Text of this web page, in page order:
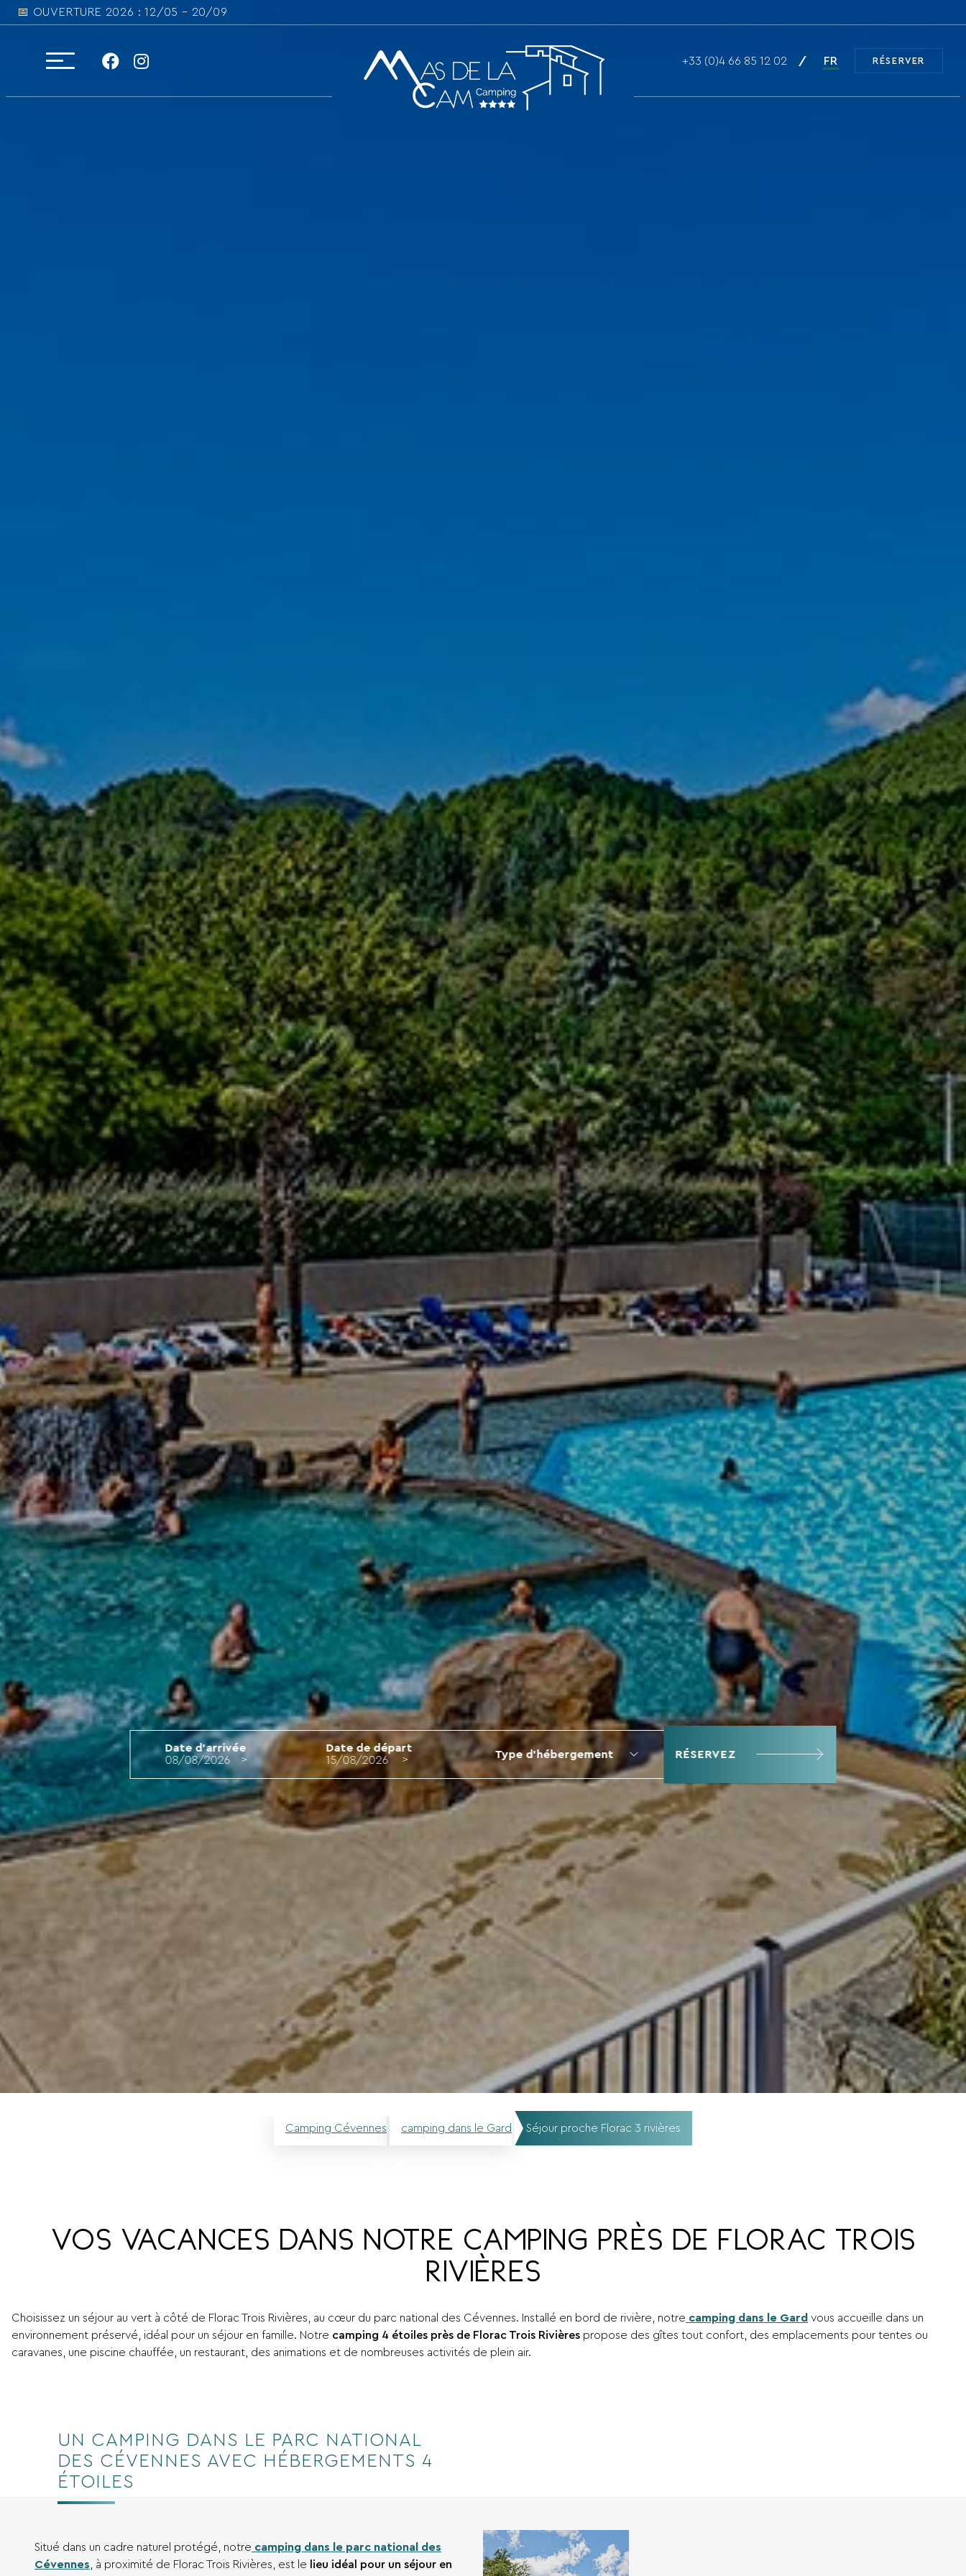
📅 OUVERTURE 2026 : 12/05 – 20/09
+33 (0)4 66 85 12 02 FR RÉSERVER
Date d'arrivée Date de départ
Camping Cévennes camping dans le Gard Séjour proche Florac 3 rivières
VOS VACANCES DANS NOTRE CAMPING PRÈS DE FLORAC TROIS
RIVIÈRES
Choisissez un séjour au vert à côté de Florac Trois Rivières, au cœur du parc national des Cévennes. Installé en bord de rivière, notre camping dans le Gard vous accueille dans un
environnement préservé, idéal pour un séjour en famille. Notre camping 4 étoiles près de Florac Trois Rivières propose des gîtes tout confort, des emplacements pour tentes ou
caravanes, une piscine chauffée, un restaurant, des animations et de nombreuses activités de plein air.
UN CAMPING DANS LE PARC NATIONAL
DES CÉVENNES AVEC HÉBERGEMENTS 4
ÉTOILES
Situé dans un cadre naturel protégé, notre camping dans le parc national des
Cévennes, à proximité de Florac Trois Rivières, est le lieu idéal pour un séjour en